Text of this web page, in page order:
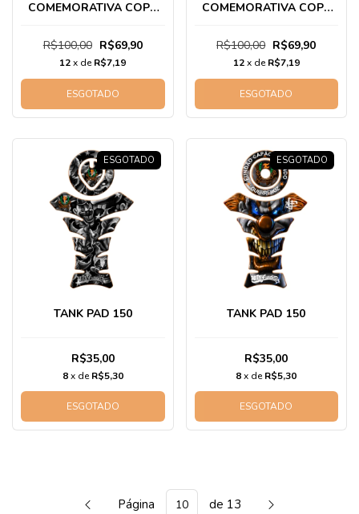
COMEMORATIVA COPA
R$100,00 R$69,90
12 x deR$7,19
ESGOTADO
COMEMORATIVA COPA
R$100,00 R$69,90
12 x deR$7,19
ESGOTADO
ESGOTADO
TANK PAD 150
R$35,00
8 x deR$5,30
ESGOTADO
ESGOTADO
TANK PAD 150
R$35,00
8 x deR$5,30
ESGOTADO
Página de 13